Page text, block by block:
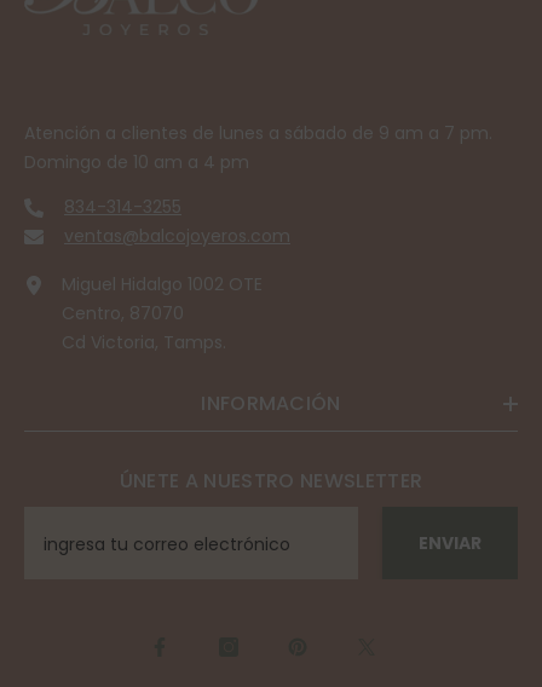
Atención a clientes de lunes a sábado de 9 am a 7 pm.
Domingo de 10 am a 4 pm
834-314-3255
ventas@balcojoyeros.com
Miguel Hidalgo 1002 OTE
Centro, 87070
Cd Victoria, Tamps.
INFORMACIÓN
ÚNETE A NUESTRO NEWSLETTER
ENVIAR